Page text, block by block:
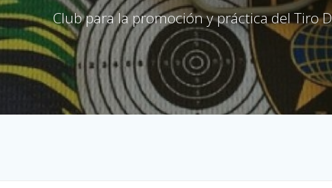
Club para la promoción y práctica del Tiro